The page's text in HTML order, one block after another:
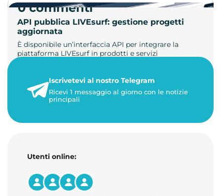
API pubblica LIVEsurf: gestione progetti
aggiornata
È disponibile un’interfaccia API per integrare la
piattaforma LIVEsurf in prodotti e servizi
23 maggio 2026
1 minuto di lettura
0 commenti
Iscrivetevi al nostro Telegram
Ricevi 1 messaggio al giorno con le notizie
principali
Utenti online: